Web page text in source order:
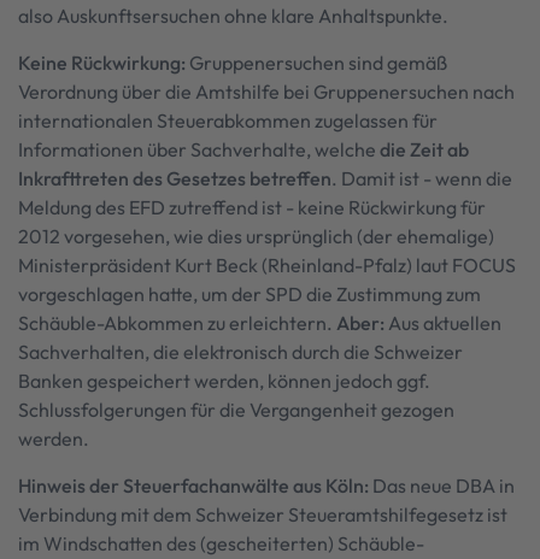
also Auskunftsersuchen ohne klare Anhaltspunkte.
Keine Rückwirkung: Gruppenersuchen sind gemäß
Verordnung über die Amtshilfe bei Gruppenersuchen nach
internationalen Steuerabkommen zugelassen für
Informationen über Sachverhalte, welche die Zeit ab
Inkrafttreten des Gesetzes betreffen. Damit ist - wenn die
Meldung des EFD zutreffend ist - keine Rückwirkung für
2012 vorgesehen, wie dies ursprünglich (der ehemalige)
Ministerpräsident Kurt Beck (Rheinland-Pfalz) laut FOCUS
vorgeschlagen hatte, um der SPD die Zustimmung zum
Schäuble-Abkommen zu erleichtern. Aber: Aus aktuellen
Sachverhalten, die elektronisch durch die Schweizer
Banken gespeichert werden, können jedoch ggf.
Schlussfolgerungen für die Vergangenheit gezogen
werden.
Hinweis der Steuerfachanwälte aus Köln: Das neue DBA in
Verbindung mit dem Schweizer Steueramtshilfegesetz ist
im Windschatten des (gescheiterten) Schäuble-